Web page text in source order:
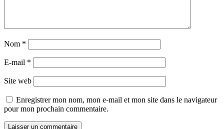
Nom *
E-mail *
Site web
Enregistrer mon nom, mon e-mail et mon site dans le navigateur
pour mon prochain commentaire.